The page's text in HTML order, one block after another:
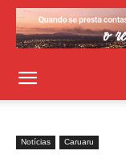
Notícias Caruaru